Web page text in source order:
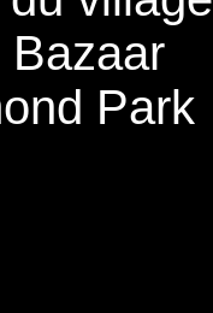
Bazaar
Park